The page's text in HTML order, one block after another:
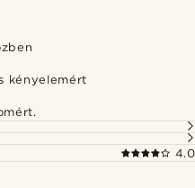
kényelemért
4.0